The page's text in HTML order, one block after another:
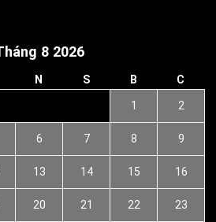
8 2026
N S B C
1 2
6 7 8 9
13 14 15 16
20 21 22 23